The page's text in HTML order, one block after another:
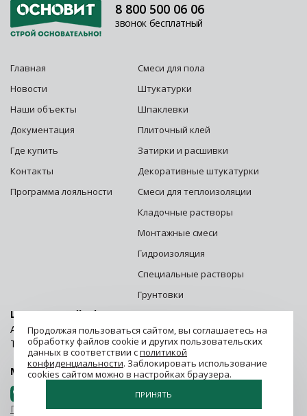
Главная
Новости
Наши объекты
Документация
Где купить
Контакты
Программа лояльности
Смеси для пола
Штукатурки
Шпаклевки
Плиточный клей
Затирки и расшивки
Декоративные штукатурки
Смеси для теплоизоляции
Кладочные растворы
Монтажные смеси
Гидроизоляция
Специальные растворы
Грунтовки
8 800 500 06 06
звонок бесплатный
Центральный офис г. Москва:
Адрес: 125252, г. Москва, ул. Зорге, д. 28 стр. 1
Телефон:8 (800) 500-06-06
Мы в социальных сетях.Присоединяйся!
Политика конфиденциальности
Продолжая пользоваться сайтом, вы соглашаетесь на
обработку файлов cookie и других пользовательских
данных в соответствии сполитикой
конфиденциальности. Заблокировать использование
cookies сайтом можно в настройках браузера.
ПРИНЯТЬ